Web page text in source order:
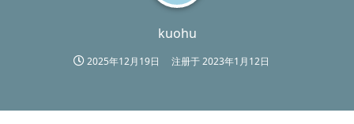
kuohu
2025年12月19日 注册于2023年1月12日